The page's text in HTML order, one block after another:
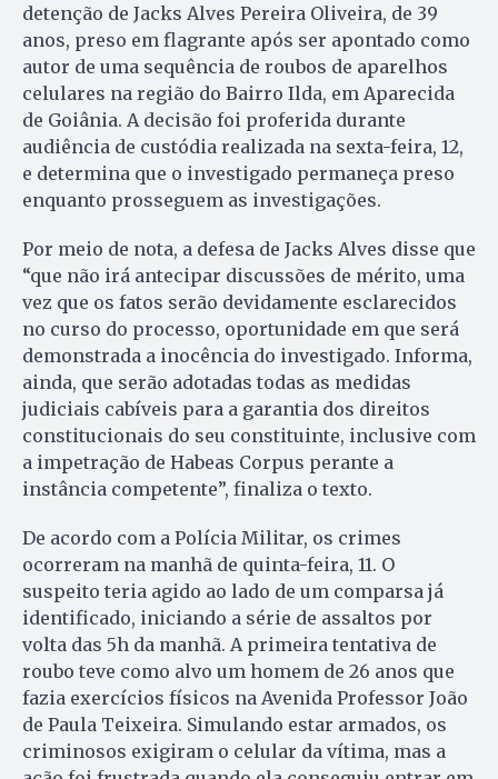
detenção de Jacks Alves Pereira Oliveira, de 39
anos, preso em flagrante após ser apontado como
autor de uma sequência de roubos de aparelhos
celulares na região do Bairro Ilda, em Aparecida
de Goiânia. A decisão foi proferida durante
audiência de custódia realizada na sexta-feira, 12,
e determina que o investigado permaneça preso
enquanto prosseguem as investigações.
Por meio de nota, a defesa de Jacks Alves disse que
“que não irá antecipar discussões de mérito, uma
vez que os fatos serão devidamente esclarecidos
no curso do processo, oportunidade em que será
demonstrada a inocência do investigado. Informa,
ainda, que serão adotadas todas as medidas
judiciais cabíveis para a garantia dos direitos
constitucionais do seu constituinte, inclusive com
a impetração de Habeas Corpus perante a
instância competente”, finaliza o texto.
De acordo com a Polícia Militar, os crimes
ocorreram na manhã de quinta-feira, 11. O
suspeito teria agido ao lado de um comparsa já
identificado, iniciando a série de assaltos por
volta das 5h da manhã. A primeira tentativa de
roubo teve como alvo um homem de 26 anos que
fazia exercícios físicos na Avenida Professor João
de Paula Teixeira. Simulando estar armados, os
criminosos exigiram o celular da vítima, mas a